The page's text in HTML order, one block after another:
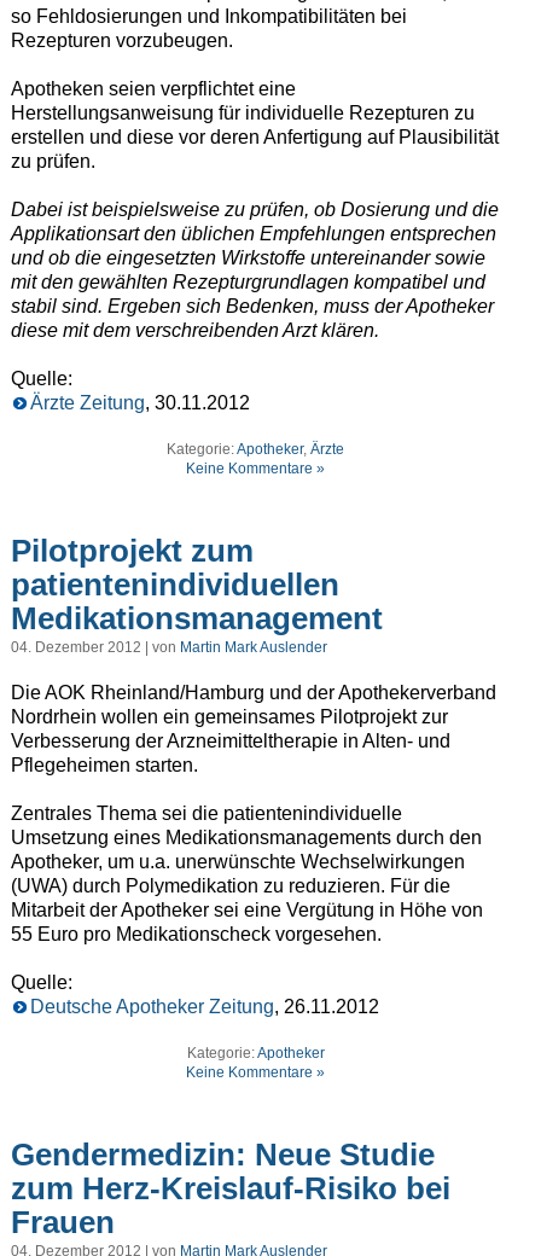
so Fehldosierungen und Inkompatibilitäten bei
Rezepturen vorzubeugen.
Apotheken seien verpflichtet eine
Herstellungsanweisung für individuelle Rezepturen zu
erstellen und diese vor deren Anfertigung auf Plausibilität
zu prüfen.
Dabei ist beispielsweise zu prüfen, ob Dosierung und die
Applikationsart den üblichen Empfehlungen entsprechen
und ob die eingesetzten Wirkstoffe untereinander sowie
mit den gewählten Rezepturgrundlagen kompatibel und
stabil sind. Ergeben sich Bedenken, muss der Apotheker
diese mit dem verschreibenden Arzt klären.
Quelle:
Ärzte Zeitung, 30.11.2012
Kategorie:Apotheker,Ärzte
Keine Kommentare »
Pilotprojekt zum
patientenindividuellen
Medikationsmanagement
04. Dezember 2012 | von Martin Mark Auslender
Die AOK Rheinland/Hamburg und der Apothekerverband
Nordrhein wollen ein gemeinsames Pilotprojekt zur
Verbesserung der Arzneimitteltherapie in Alten- und
Pflegeheimen starten.
Zentrales Thema sei die patientenindividuelle
Umsetzung eines Medikationsmanagements durch den
Apotheker, um u.a. unerwünschte Wechselwirkungen
(UWA) durch Polymedikation zu reduzieren. Für die
Mitarbeit der Apotheker sei eine Vergütung in Höhe von
55 Euro pro Medikationscheck vorgesehen.
Quelle:
Deutsche Apotheker Zeitung, 26.11.2012
Kategorie:Apotheker
Keine Kommentare »
Gendermedizin: Neue Studie
zum Herz-Kreislauf-Risiko bei
Frauen
04. Dezember 2012 | von Martin Mark Auslender